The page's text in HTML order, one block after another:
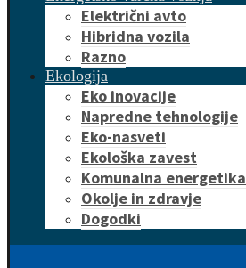
Električni avto
Hibridna vozila
Razno
Ekologija
Eko inovacije
Napredne tehnologije
Eko-nasveti
Ekološka zavest
Komunalna energetika
Okolje in zdravje
Dogodki